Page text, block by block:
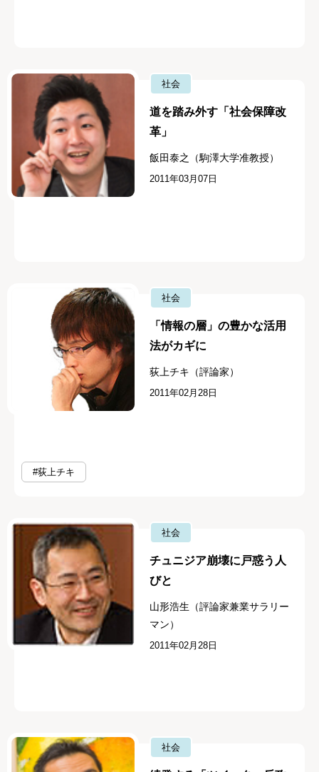
社会
道を踏み外す「社会保障改
革」
飯田泰之（駒澤大学准教授）
2011年03月07日
社会
「情報の層」の豊かな活用
法がカギに
荻上チキ（評論家）
2011年02月28日
#荻上チキ
社会
チュニジア崩壊に戸惑う人
びと
山形浩生（評論家兼業サラリー
マン）
2011年02月28日
社会